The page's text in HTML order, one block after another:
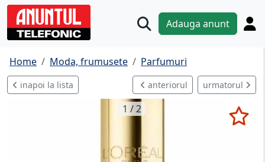
Adauga anunt
Home Moda, frumusete Parfumuri
inapoi la lista anteriorul urmatorul
1 / 2